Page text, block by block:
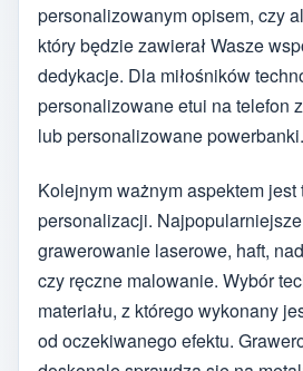
personalizowanym opisem, czy
który będzie zawierał Wasze
dedykacje. Dla miłośników
personalizowane etui na telefon
lub personalizowane powerbanki.
Kolejnym ważnym aspektem jest
personalizacji.
grawerowanie laserowe, haft,
czy ręczne malowanie. Wybór
materiału, z którego wykonany
od oczekiwanego efektu.